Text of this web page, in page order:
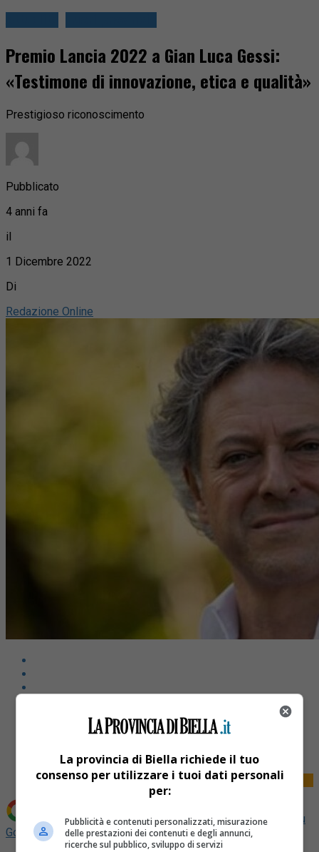
Premio Lancia 2022 a Gian Luca Gessi:
«Testimone di innovazione, etica e qualità»
Prestigioso riconoscimento
Pubblicato
4 anni fa
il
1 Dicembre 2022
Di
Redazione Online
Aggiungi La Provincia di Biella come Fonte preferita su
Google
La provincia di Biella richiede il tuo
consenso per utilizzare i tuoi dati personali
per:
Pubblicità e contenuti personalizzati, misurazione
delle prestazioni dei contenuti e degli annunci,
ricerche sul pubblico, sviluppo di servizi